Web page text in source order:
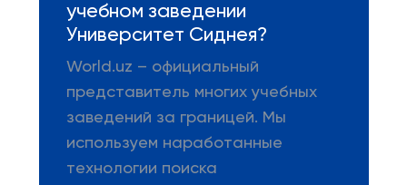
учебном заведении
Университет Сиднея?
World.uz – официальный
представитель многих учебных
заведений за границей. Мы
используем наработанные
технологии поиска